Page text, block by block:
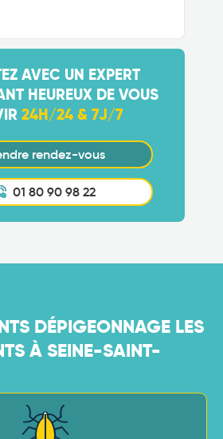
AVEC UN EXPERT
HEUREUX DE VOUS
24H/24 & 7J/7
rendez-vous
01 80 90 98 22
DÉPIGEONNAGE LES
À SEINE-SAINT-